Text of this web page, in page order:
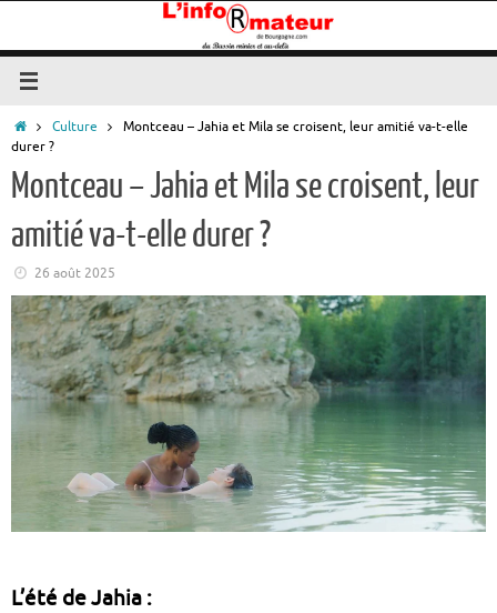
contenu
Accueil
Culture
Montceau – Jahia et Mila se croisent, leur amitié va-t-elle
durer ?
Montceau – Jahia et Mila se croisent, leur
amitié va-t-elle durer ?
26 août 2025
L’été de Jahia :